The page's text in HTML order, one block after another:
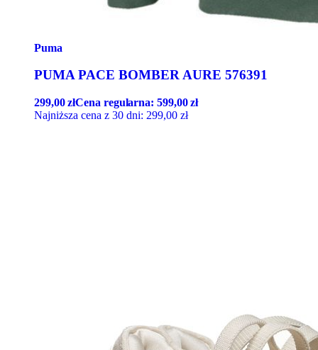
Puma
PUMA PACE BOMBER AURE 576391
299,00złCena regularna:599,00zł
Najniższa cena z 30 dni: 299,00 zł